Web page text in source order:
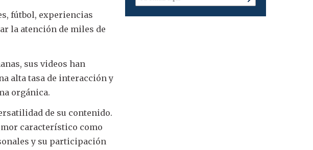
fútbol, experiencias
la atención de miles de
sus videos han
alta tasa de interacción y
orgánica.
de su contenido.
característico como
y su participación